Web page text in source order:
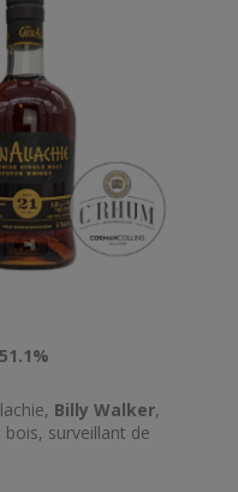
Billy Walker,
surveillant de
de la